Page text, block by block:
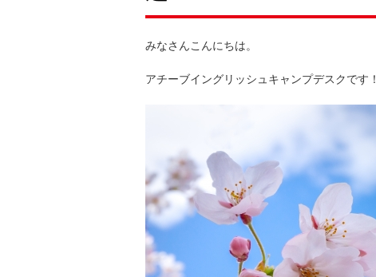
みなさんこんにちは。
アチーブイングリッシュキャンプデスクです！